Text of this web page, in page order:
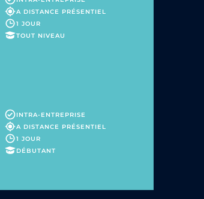
A DISTANCE PRÉSENTIEL
1 JOUR
TOUT NIVEAU
INTRA-ENTREPRISE
A DISTANCE PRÉSENTIEL
1 JOUR
DÉBUTANT